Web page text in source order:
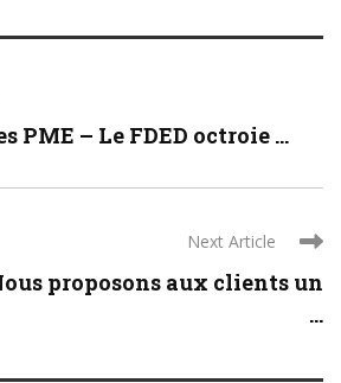
PME – Le FDED octroie ...
Next Article
proposons aux clients un
...